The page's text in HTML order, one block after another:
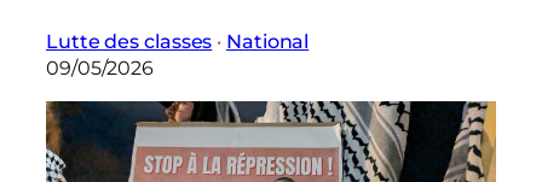
Lutte des classes · National
09/05/2026